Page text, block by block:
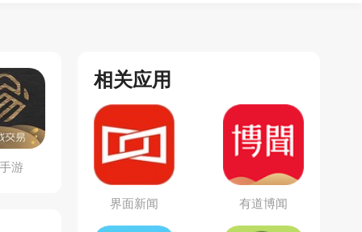
游
相关应用
界面新闻 有道博闻